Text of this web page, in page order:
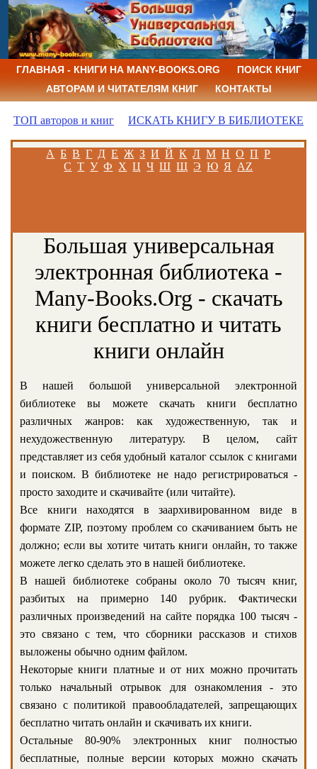
ГЛАВНАЯ - КНИГИ НА MANY-BOOKS.ORG
ПОИСК КНИГ
АВТОРАМ И ЧИТАТЕЛЯМ КНИГ
КОНТАКТЫ
ТОП авторов и книг ИСКАТЬ КНИГУ В БИБЛИОТЕКЕ
А Б В Г Д Е Ж З И Й К Л М Н О П Р
С Т У Ф Х Ц Ч Ш Щ Э Ю Я AZ
Большая универсальная
электронная библиотека -
Many-Books.Org - скачать
книги бесплатно и читать
книги онлайн
В нашей большой универсальной электронной
библиотеке вы можете скачать книги бесплатно
различных жанров: как художественную, так и
нехудожественную литературу. В целом, сайт
представляет из себя удобный каталог ссылок с книгами
и поиском. В библиотеке не надо регистрироваться -
просто заходите и скачивайте (или читайте).
Все книги находятся в заархивированном виде в
формате ZIP, поэтому проблем со скачиванием быть не
должно; если вы хотите читать книги онлайн, то также
можете легко сделать это в нашей библиотеке.
В нашей библиотеке собраны около 70 тысяч книг,
разбитых на примерно 140 рубрик. Фактически
различных произведений на сайте порядка 100 тысяч -
это связано с тем, что сборники рассказов и стихов
выложены обычно одним файлом.
Некоторые книги платные и от них можно прочитать
только начальный отрывок для ознакомления - это
связано с политикой правообладателей, запрещающих
бесплатно читать онлайн и скачивать их книги.
Остальные 80-90% электронных книг полностью
бесплатные, полные версии которых можно скачать